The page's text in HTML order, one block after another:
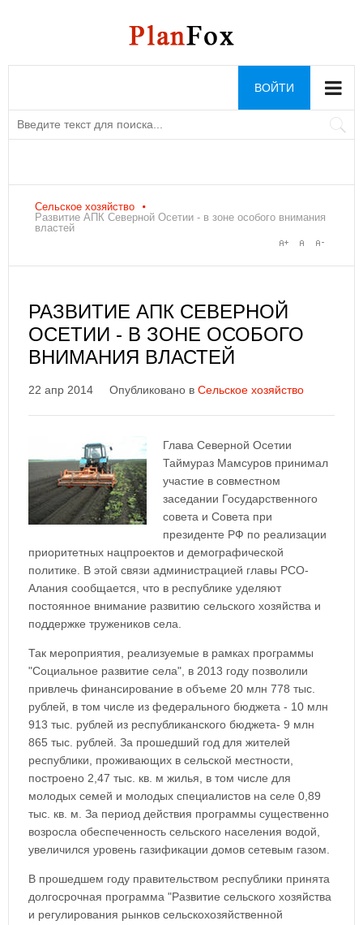
ВОЙТИ
Сельское хозяйство
Развитие АПК Северной Осетии - в зоне особого внимания
властей
РАЗВИТИЕ АПК СЕВЕРНОЙ
ОСЕТИИ - В ЗОНЕ ОСОБОГО
ВНИМАНИЯ ВЛАСТЕЙ
22 апр 2014 Опубликовано в Сельское хозяйство
Глава Северной Осетии
Таймураз Мамсуров принимал
участие в совместном
заседании Государственного
совета и Совета при
президенте РФ по реализации
приоритетных нацпроектов и демографической
политике. В этой связи администрацией главы РСО-
Алания сообщается, что в республике уделяют
постоянное внимание развитию сельского хозяйства и
поддержке тружеников села.
Так мероприятия, реализуемые в рамках программы
"Социальное развитие села", в 2013 году позволили
привлечь финансирование в объеме 20 млн 778 тыс.
рублей, в том числе из федерального бюджета - 10 млн
913 тыс. рублей из республиканского бюджета- 9 млн
865 тыс. рублей. За прошедший год для жителей
республики, проживающих в сельской местности,
построено 2,47 тыс. кв. м жилья, в том числе для
молодых семей и молодых специалистов на селе 0,89
тыс. кв. м. За период действия программы существенно
возросла обеспеченность сельского населения водой,
увеличился уровень газификации домов сетевым газом.
В прошедшем году правительством республики принята
долгосрочная программа "Развитие сельского хозяйства
и регулирования рынков сельскохозяйственной